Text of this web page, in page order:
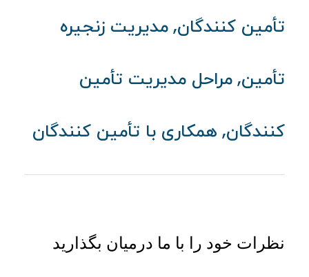
تأمین کنندگان, مدیریت زنجیره
تأمین, مراحل مدیریت تأمین
کنندگان, همکاری با تأمین کنندگان
نظرات خود را با ما درمیان بگذارید